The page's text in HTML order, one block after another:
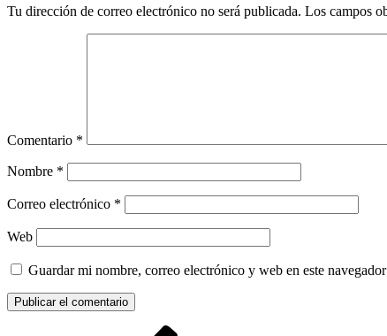
Tu dirección de correo electrónico no será publicada. Los campos
Comentario *
Nombre *
Correo electrónico *
Web
Guardar mi nombre, correo electrónico y web en este